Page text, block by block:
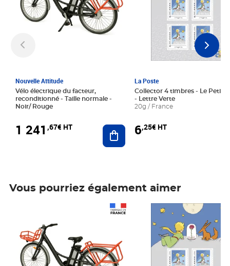
Nouvelle Attitude
Vélo électrique du facteur,
reconditionné - Taille normale -
Noir/ Rouge
1 241 ,67€ HT Ajouter au panier
La Poste
Collector 4 timbres - Le Petit
- Lettre Verte
20g / France
6,25€ HT
Vous pourriez également aimer
Prix 6,25€ HT